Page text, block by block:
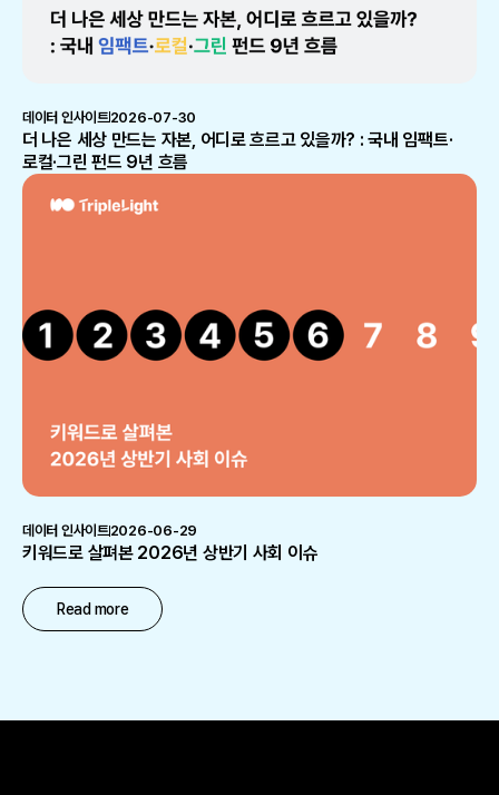
데이터 인사이트2026-07-30
더 나은 세상 만드는 자본, 어디로 흐르고 있을까? : 국내 임팩트·
로컬·그린 펀드 9년 흐름
데이터 인사이트2026-06-29
키워드로 살펴본 2026년 상반기 사회 이슈
Read more